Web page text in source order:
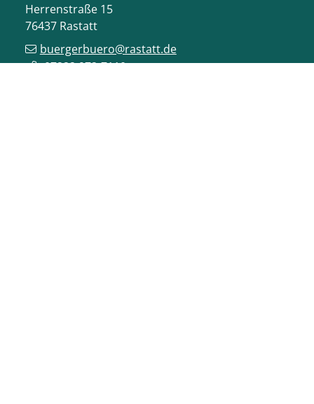
Herrenstraße 15
76437 Rastatt
buergerbuero@rastatt.de
07222 972-7110